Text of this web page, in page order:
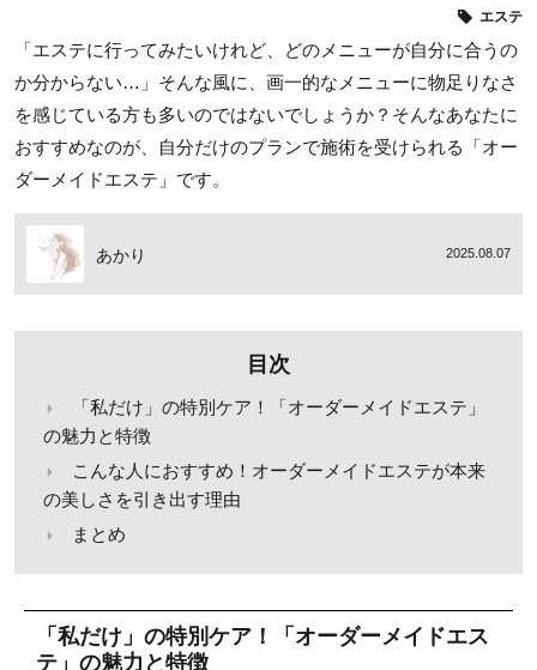
エステ
「エステに行ってみたいけれど、どのメニューが自分に合うの
か分からない…」そんな風に、画一的なメニューに物足りなさ
を感じている方も多いのではないでしょうか？そんなあなたに
おすすめなのが、自分だけのプランで施術を受けられる「オー
ダーメイドエステ」です。
あかり 2025.08.07
目次
「私だけ」の特別ケア！「オーダーメイドエステ」
の魅力と特徴
こんな人におすすめ！オーダーメイドエステが本来
の美しさを引き出す理由
まとめ
「私だけ」の特別ケア！「オーダーメイドエス
テ」の魅力と特徴